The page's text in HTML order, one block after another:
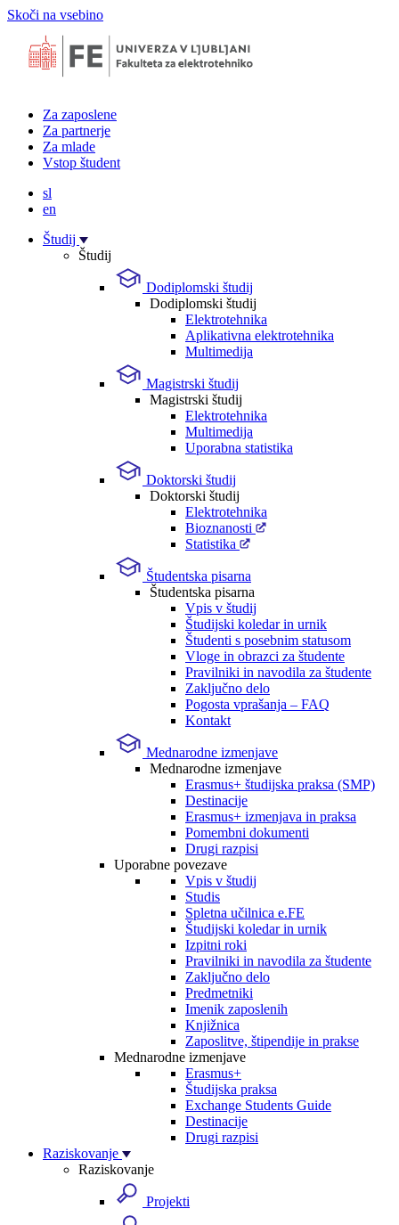
Skoči na vsebino
Za zaposlene
Za partnerje
Za mlade
Vstop študent
sl
en
Študij
Študij
Dodiplomski študij
Dodiplomski študij
Elektrotehnika
Aplikativna elektrotehnika
Multimedija
Magistrski študij
Magistrski študij
Elektrotehnika
Multimedija
Uporabna statistika
Doktorski študij
Doktorski študij
Elektrotehnika
Bioznanosti
Statistika
Študentska pisarna
Študentska pisarna
Vpis v študij
Študijski koledar in urnik
Študenti s posebnim statusom
Vloge in obrazci za študente
Pravilniki in navodila za študente
Zaključno delo
Pogosta vprašanja – FAQ
Kontakt
Mednarodne izmenjave
Mednarodne izmenjave
Erasmus+ študijska praksa (SMP)
Destinacije
Erasmus+ izmenjava in praksa
Pomembni dokumenti
Drugi razpisi
Uporabne povezave
Vpis v študij
Studis
Spletna učilnica e.FE
Študijski koledar in urnik
Izpitni roki
Pravilniki in navodila za študente
Zaključno delo
Predmetniki
Imenik zaposlenih
Knjižnica
Zaposlitve, štipendije in prakse
Mednarodne izmenjave
Erasmus+
Študijska praksa
Exchange Students Guide
Destinacije
Drugi razpisi
Raziskovanje
Raziskovanje
Projekti